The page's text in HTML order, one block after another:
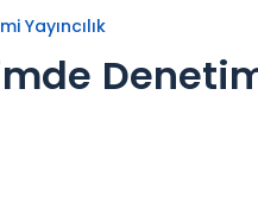
Yayıncılık